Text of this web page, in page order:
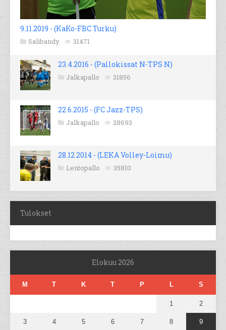
9.11.2019 - (KaKo-FBC Turku)
Salibandy 31471
23.4.2016 - (Pallokissat N-TPS N)
Jalkapallo 31856
22.6.2015 - (FC Jazz-TPS)
Jalkapallo 28693
28.12.2014 - (LEKA Volley-Loimu)
Lentopallo 35810
Tulokset
Elokuu 2026
M T K T P L S
1 2
3 4 5 6 7 8 9